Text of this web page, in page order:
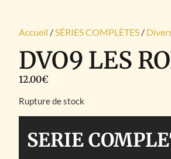
Accueil /SÉRIES COMPLÈTES /
DVO9 LES
12.00€
Rupture de stock
SERIE